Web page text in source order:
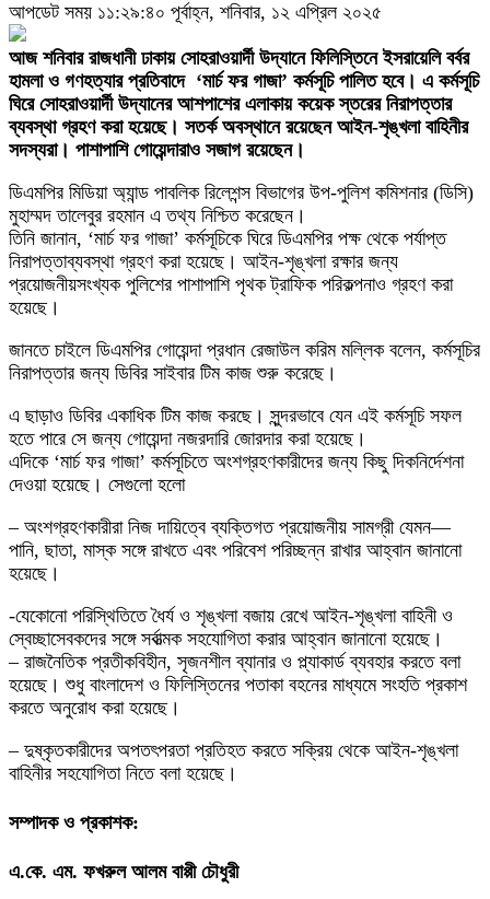
আপডেট সময় ১১:২৯:৪০ পূর্বাহ্ন, শনিবার, ১২ এপ্রিল ২০২৫
আজ শনিবার রাজধানী ঢাকায় সোহরাওয়ার্দী উদ্যানে ফিলিস্তিনে ইসরায়েলি বর্বর
হামলা ও গণহত্যার প্রতিবাদে ‘মার্চ ফর গাজা’ কর্মসূচি পালিত হবে। এ কর্মসূচি
ঘিরে সোহরাওয়ার্দী উদ্যানের আশপাশের এলাকায় কয়েক স্তরের নিরাপত্তার
ব্যবস্থা গ্রহণ করা হয়েছে। সতর্ক অবস্থানে রয়েছেন আইন-শৃঙ্খলা বাহিনীর
সদস্যরা। পাশাপাশি গোয়েন্দারাও সজাগ রয়েছেন।
ডিএমপির মিডিয়া অ্যান্ড পাবলিক রিলেশন্স বিভাগের উপ-পুলিশ কমিশনার (ডিসি)
মুহাম্মদ তালেবুর রহমান এ তথ্য নিশ্চিত করেছেন।
তিনি জানান, ‘মার্চ ফর গাজা’ কর্মসূচিকে ঘিরে ডিএমপির পক্ষ থেকে পর্যাপ্ত
নিরাপত্তাব্যবস্থা গ্রহণ করা হয়েছে। আইন-শৃঙ্খলা রক্ষার জন্য
প্রয়োজনীয়সংখ্যক পুলিশের পাশাপাশি পৃথক ট্রাফিক পরিকল্পনাও গ্রহণ করা
হয়েছে।
জানতে চাইলে ডিএমপির গোয়েন্দা প্রধান রেজাউল করিম মল্লিক বলেন, কর্মসূচির
নিরাপত্তার জন্য ডিবির সাইবার টিম কাজ শুরু করেছে।
এ ছাড়াও ডিবির একাধিক টিম কাজ করছে। সুন্দরভাবে যেন এই কর্মসূচি সফল
হতে পারে সে জন্য গোয়েন্দা নজরদারি জোরদার করা হয়েছে।
এদিকে ‘মার্চ ফর গাজা’ কর্মসূচিতে অংশগ্রহণকারীদের জন্য কিছু দিকনির্দেশনা
দেওয়া হয়েছে। সেগুলো হলো
– অংশগ্রহণকারীরা নিজ দায়িত্বে ব্যক্তিগত প্রয়োজনীয় সামগ্রী যেমন—
পানি, ছাতা, মাস্ক সঙ্গে রাখতে এবং পরিবেশ পরিচ্ছন্ন রাখার আহ্বান জানানো
হয়েছে।
-যেকোনো পরিস্থিতিতে ধৈর্য ও শৃঙ্খলা বজায় রেখে আইন-শৃঙ্খলা বাহিনী ও
স্বেচ্ছাসেবকদের সঙ্গে সর্বাত্মক সহযোগিতা করার আহ্বান জানানো হয়েছে।
– রাজনৈতিক প্রতীকবিহীন, সৃজনশীল ব্যানার ও প্ল্যাকার্ড ব্যবহার করতে বলা
হয়েছে। শুধু বাংলাদেশ ও ফিলিস্তিনের পতাকা বহনের মাধ্যমে সংহতি প্রকাশ
করতে অনুরোধ করা হয়েছে।
– দুষ্কৃতকারীদের অপতৎপরতা প্রতিহত করতে সক্রিয় থেকে আইন-শৃঙ্খলা
বাহিনীর সহযোগিতা নিতে বলা হয়েছে।
সম্পাদক ও প্রকাশক:
এ.কে. এম. ফখরুল আলম বাপ্পী চৌধুরী